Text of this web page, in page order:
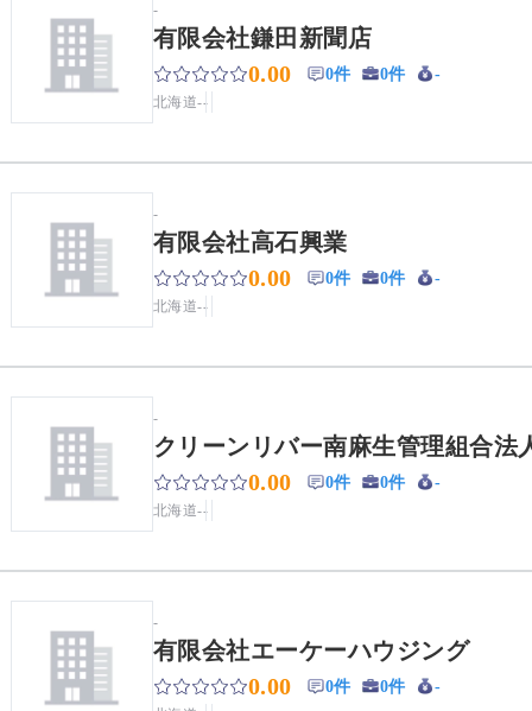
-
有限会社鎌田新聞店
0.00
0件 0件 -
北海道--
-
有限会社高石興業
0.00
0件 0件 -
北海道--
-
クリーンリバー南麻生管理組合法
0.00
0件 0件 -
北海道--
-
有限会社エーケーハウジング
0.00
0件 0件 -